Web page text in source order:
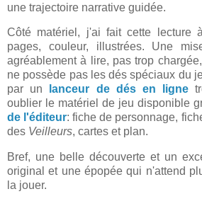
une trajectoire narrative guidée.
Côté matériel, j'ai fait cette lecture
pages, couleur, illustrées. Une
agréablement à lire, pas trop
ne possède pas les dés spéciaux du
par un
lanceur de dés en ligne
oublier le matériel de jeu disponible
de l'éditeur: fiche de personnage,
des Veilleurs, cartes et plan.
Bref, une belle découverte et un
original et une épopée qui n'attend
la jouer.